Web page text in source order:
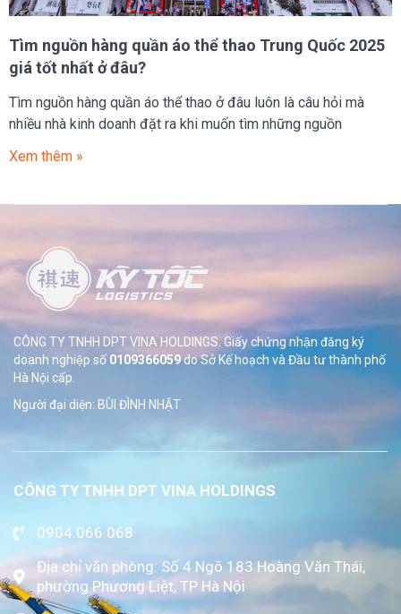
Tìm nguồn hàng quần áo thể thao Trung Quốc 2025
giá tốt nhất ở đâu?
Tìm nguồn hàng quần áo thể thao ở đâu luôn là câu hỏi mà
nhiều nhà kinh doanh đặt ra khi muốn tìm những nguồn
Xem thêm »
CÔNG TY TNHH DPT VINA HOLDINGS. Giấy chứng nhận đăng ký
doanh nghiệp số 0109366059do SởKế hoạch và Đầu tư thành phố
Hà Nội cấp.
Người đại diện: BÙI ĐÌNH NHẬT
CÔNG TY TNHH DPT VINA HOLDINGS
0904.066.068
Địa chỉ văn phòng: Số 4 Ngõ 183 Hoàng Văn Thái,
phường Phương Liệt, TP Hà Nội